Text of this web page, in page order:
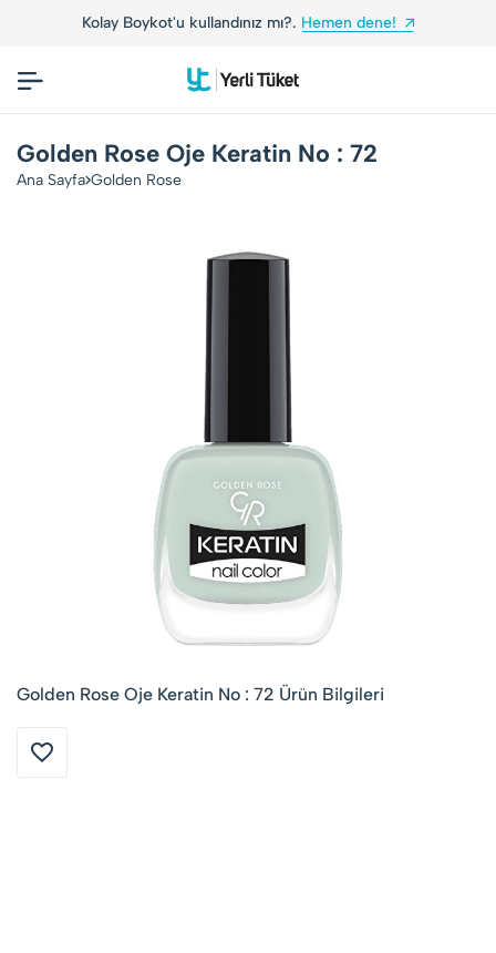
Kolay Boykot'u kullandınız mı?.Hemen dene!
Golden Rose Oje Keratin No : 72
Ana Sayfa Golden Rose
Golden Rose Oje Keratin No : 72 Ürün Bilgileri